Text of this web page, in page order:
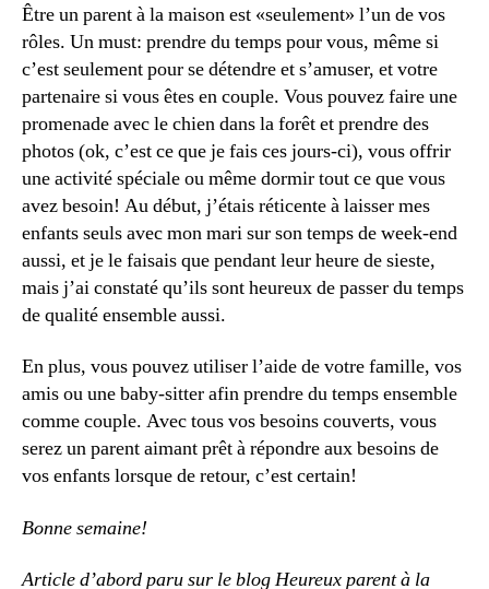
Être un parent à la maison est «seulement» l’un de vos
rôles. Un must: prendre du temps pour vous, même si
c’est seulement pour se détendre et s’amuser, et votre
partenaire si vous êtes en couple. Vous pouvez faire une
promenade avec le chien dans la forêt et prendre des
photos (ok, c’est ce que je fais ces jours-ci), vous offrir
une activité spéciale ou même dormir tout ce que vous
avez besoin! Au début, j’étais réticente à laisser mes
enfants seuls avec mon mari sur son temps de week-end
aussi, et je le faisais que pendant leur heure de sieste,
mais j’ai constaté qu’ils sont heureux de passer du temps
de qualité ensemble aussi.
En plus, vous pouvez utiliser l’aide de votre famille, vos
amis ou une baby-sitter afin prendre du temps ensemble
comme couple. Avec tous vos besoins couverts, vous
serez un parent aimant prêt à répondre aux besoins de
vos enfants lorsque de retour, c’est certain!
Bonne semaine!
Article d’abord paru sur le blog Heureux parent à la